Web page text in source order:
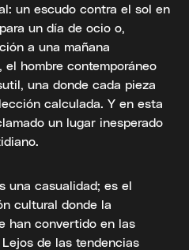
un escudo contra el sol en
un día de ocio o,
a una mañana
el hombre contemporáneo
una donde cada pieza
calculada. Y en esta
un lugar inesperado
una casualidad; es el
cultural donde la
han convertido en las
de las tendencias